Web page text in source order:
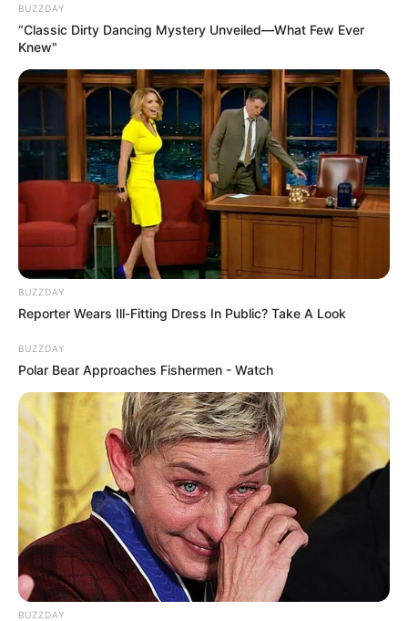
BUZZDAY
“Classic Dirty Dancing Mystery Unveiled—What Few Ever
Knew"
BUZZDAY
Reporter Wears Ill-Fitting Dress In Public? Take A Look
BUZZDAY
Polar Bear Approaches Fishermen - Watch
BUZZDAY